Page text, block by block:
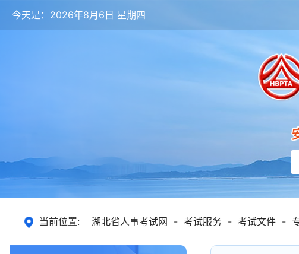
今天是：2026年8月6日 星期四
当前位置: 湖北省人事考试网 - 考试服务 - 考试文件 -